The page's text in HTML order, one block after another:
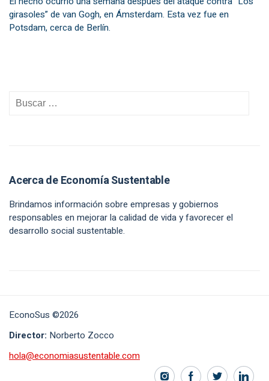
girasoles” de van Gogh, en Ámsterdam. Esta vez fue en
Potsdam, cerca de Berlín.
Acerca de Economía Sustentable
Brindamos información sobre empresas y gobiernos
responsables en mejorar la calidad de vida y favorecer el
desarrollo social sustentable.
EconoSus ©2026
Director: Norberto Zocco
hola@economiasustentable.com